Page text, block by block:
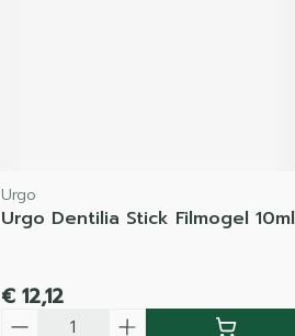
Urgo
Urgo Dentilia Stick Filmogel 10ml
€ 12,12